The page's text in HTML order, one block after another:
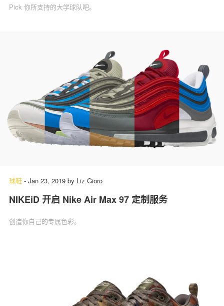
Pick 你所支持的大学球队吧。
球鞋 - Jan 23, 2019 by Liz Gioro
NIKEiD 开启 Nike Air Max 97 定制服务
创造你自己的专属色彩。